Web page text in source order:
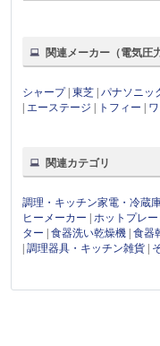
関連メーカー（電気圧
シャープ|東芝 |パナソニッ
エーステージ トフィー
関連カテゴリ
調理・キッチン家電・冷蔵
ヒーメーカー |ホットプレー
ター |食器洗い乾燥機 |食器
|調理器具・キッチン雑貨